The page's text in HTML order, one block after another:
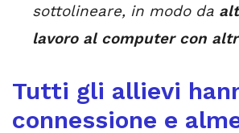
sottolineare, in modo da
lavoro al computer con
Tutti gli allievi
connessione e